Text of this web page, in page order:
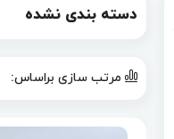
دسته بندی نشده
مرتب سازی براساس: